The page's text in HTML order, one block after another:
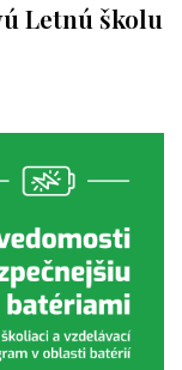
Letnú školu